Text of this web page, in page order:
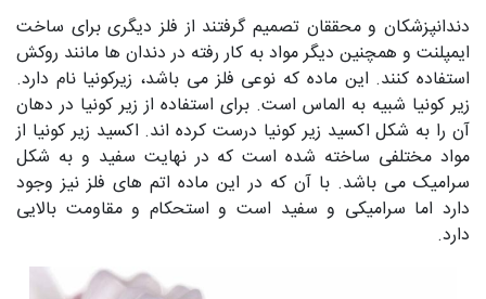
دندانپزشکان و محققان تصمیم گرفتند از فلز دیگری برای ساخت
ایمپلنت و همچنین دیگر مواد به کار رفته در دندان ها مانند روکش
استفاده کنند. این ماده که نوعی فلز می باشد، زیرکونیا نام دارد.
زیر کونیا شبیه به الماس است. برای استفاده از زیر کونیا در دهان
آن را به شکل اکسید زیر کونیا درست کرده اند. اکسید زیر کونیا از
مواد مختلفی ساخته شده است که در نهایت سفید و به شکل
سرامیک می باشد. با آن که در این ماده اتم های فلز نیز وجود
دارد اما سرامیکی و سفید است و استحکام و مقاومت بالایی
دارد.